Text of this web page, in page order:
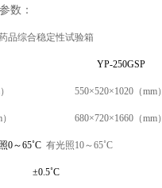
数：
品综合稳定性试验箱
YP-250GSP
550×520×1020 （mm）
680×720×1660 （mm）
0～65˚C有光照10～65˚C
±0.5˚C